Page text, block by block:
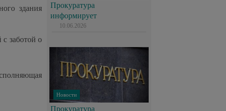
здания
заботой о
Прокуратура
информирует
10.06.2026
Новости
Прокуратура